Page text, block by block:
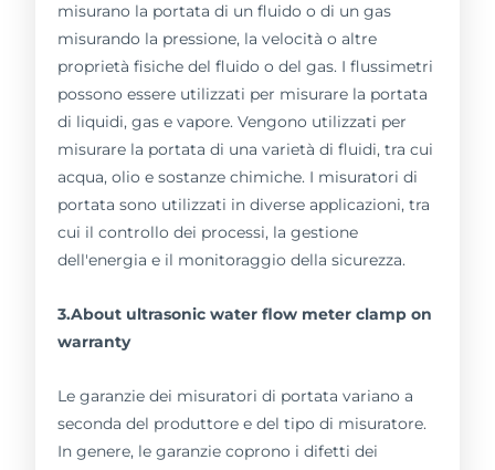
misurano la portata di un fluido o di un gas
misurando la pressione, la velocità o altre
proprietà fisiche del fluido o del gas. I flussimetri
possono essere utilizzati per misurare la portata
di liquidi, gas e vapore. Vengono utilizzati per
misurare la portata di una varietà di fluidi, tra cui
acqua, olio e sostanze chimiche. I misuratori di
portata sono utilizzati in diverse applicazioni, tra
cui il controllo dei processi, la gestione
dell'energia e il monitoraggio della sicurezza.
3.About ultrasonic water flow meter clamp on
warranty
Le garanzie dei misuratori di portata variano a
seconda del produttore e del tipo di misuratore.
In genere, le garanzie coprono i difetti dei